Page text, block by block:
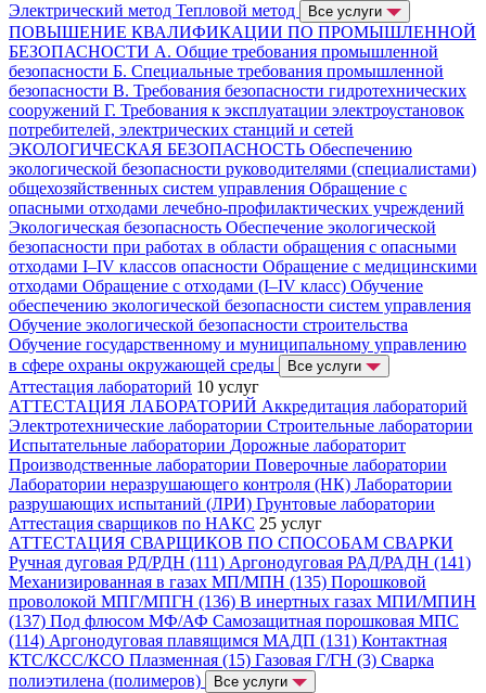
Электрический метод Тепловой метод Все услуги
ПОВЫШЕНИЕ КВАЛИФИКАЦИИ ПО ПРОМЫШЛЕННОЙ
БЕЗОПАСНОСТИ А. Общие требования промышленной
безопасности Б. Специальные требования промышленной
безопасности В. Требования безопасности гидротехнических
сооружений Г. Требования к эксплуатации электроустановок
потребителей, электрических станций и сетей
ЭКОЛОГИЧЕСКАЯ БЕЗОПАСНОСТЬ Обеспечению
экологической безопасности руководителями (специалистами)
общехозяйственных систем управления Обращение с
опасными отходами лечебно-профилактических учреждений
Экологическая безопасность Обеспечение экологической
безопасности при работах в области обращения с опасными
отходами I–IV классов опасности Обращение с медицинскими
отходами Обращение с отходами (I–IV класс) Обучение
обеспечению экологической безопасности систем управления
Обучение экологической безопасности строительства
Обучение государственному и муниципальному управлению
в сфере охраны окружающей среды
Все услуги
Аттестация лабораторий 10 услуг
АТТЕСТАЦИЯ ЛАБОРАТОРИЙ Аккредитация лабораторий
Электротехнические лаборатории Строительные лаборатории
Испытательные лаборатории Дорожные лабораторит
Производственные лаборатории Поверочные лаборатории
Лаборатории неразрушающего контроля (НК) Лаборатории
разрушающих испытаний (ЛРИ) Грунтовые лаборатории
Аттестация сварщиков по НАКС 25 услуг
АТТЕСТАЦИЯ СВАРЩИКОВ ПО СПОСОБАМ СВАРКИ
Ручная дуговая РД/РДН (111) Аргонодуговая РАД/РАДН (141)
Механизированная в газах МП/МПН (135) Порошковой
проволокой МПГ/МПГН (136) В инертных газах МПИ/МПИН
(137) Под флюсом МФ/АФ Самозащитная порошковая МПС
(114) Аргонодуговая плавящимся МАДП (131) Контактная
КТС/КСС/КСО Плазменная (15) Газовая Г/ГН (3) Сварка
полиэтилена (полимеров)
Все услуги